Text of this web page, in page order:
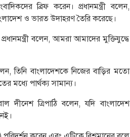
ব্রিফ করেন। প্রধানমন্ত্রী বলেন,
ও ভারত উদাহরণ তৈরি করেছে।
বলেন, আমরা আমাদের মুক্তিযুদ্ধে
তিনি বাংলাদেশকে নিজের বাড়ির মতো
মধ্যে পার্থক্য সামান্য।
দীনেশ ত্রিপাঠি বলেন, যদি বাংলাদেশ